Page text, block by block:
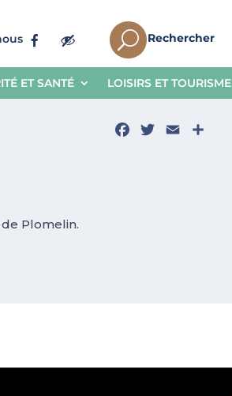
U Rechercher
ET SANTÉ LOISIRS ET TOURISME
Facebook
Twitter
Email
Plomelin.